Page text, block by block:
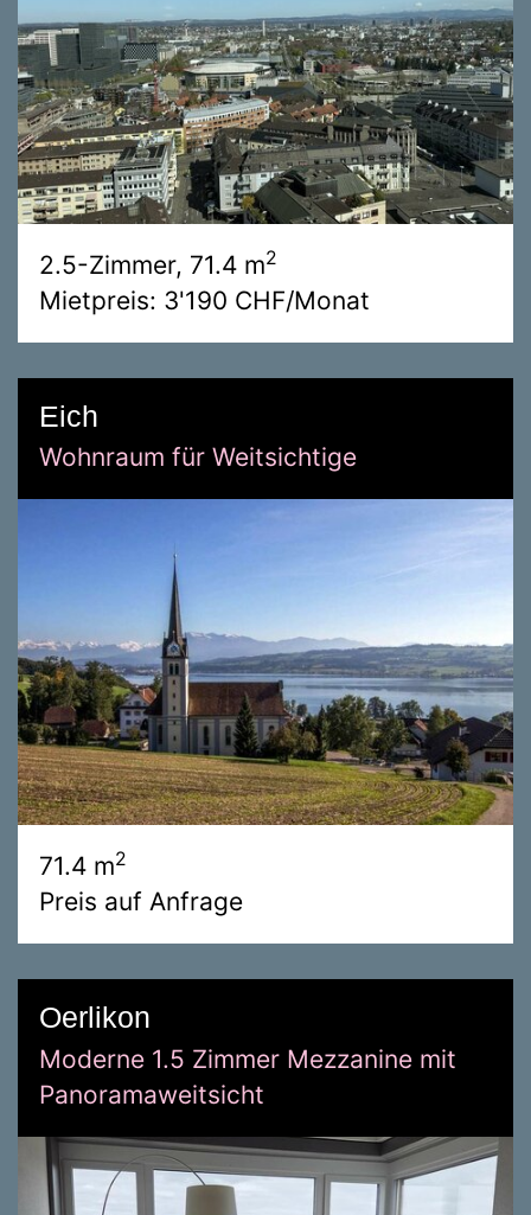
2.5-Zimmer, 71.4 m2
Mietpreis: 3'190 CHF/Monat
Eich
Wohnraum für Weitsichtige
71.4 m2
Preis auf Anfrage
Oerlikon
Moderne 1.5 Zimmer Mezzanine mit
Panoramaweitsicht